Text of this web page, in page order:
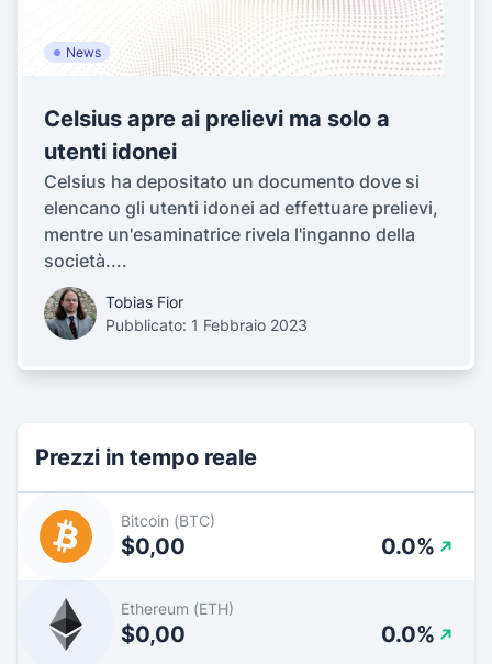
News
Celsius apre ai prelievi ma solo a
utenti idonei
Celsius ha depositato un documento dove si
elencano gli utenti idonei ad effettuare prelievi,
mentre un'esaminatrice rivela l'inganno della
società....
Tobias Fior
Pubblicato: 1 Febbraio 2023
Prezzi in tempo reale
Bitcoin (BTC)
$0,00 0.0%
Ethereum (ETH)
$0,00 0.0%